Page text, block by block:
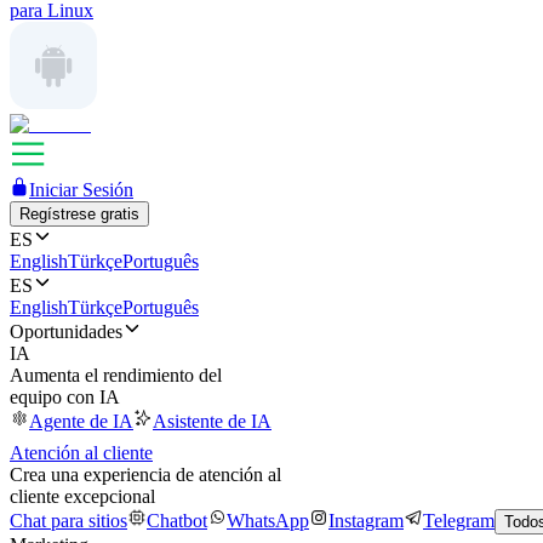
para Linux
Iniciar Sesión
Regístrese gratis
ES
EnglishTürkçePortuguês
ES
EnglishTürkçePortuguês
Oportunidades
IA
Aumenta el rendimiento del
equipo con IA
Agente de IA
Asistente de IA
Atención al cliente
Crea una experiencia de atención al
cliente excepcional
Chat para sitios
Chatbot WhatsApp Instagram Telegram